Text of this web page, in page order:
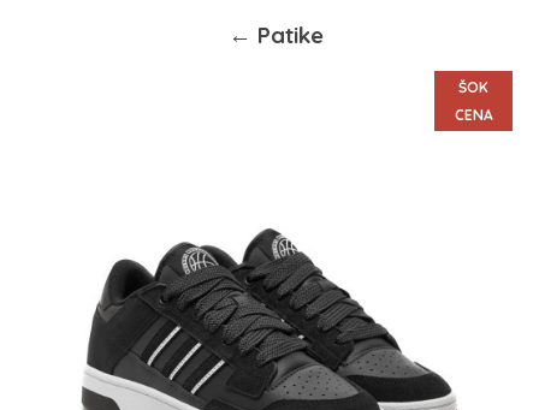
← Patike
ŠOK
CENA